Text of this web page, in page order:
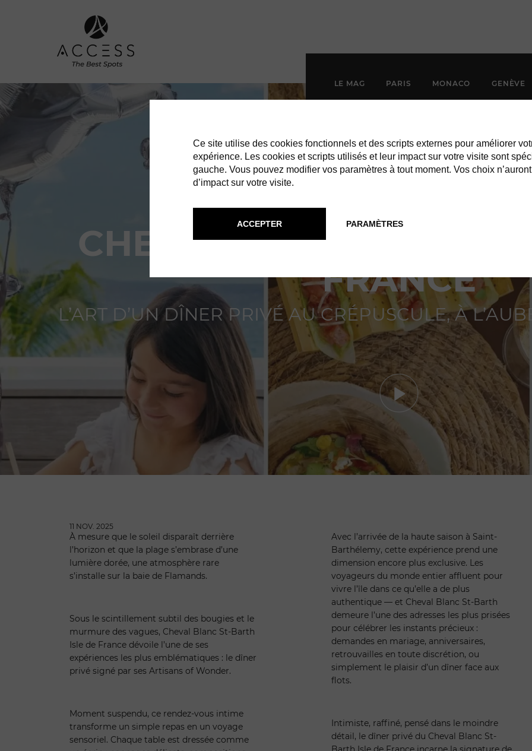
LE MAG PARIS MONACO GENÈVE
CHEVAL BLANC ST-
FRANCE
L’ART D’UN DÎNER PRIVÉ AU CRÉPUSCULE, À
11 NOV. 2025
À mesure que le soleil disparaît derrière
l’horizon et que la plage s’embrase d’une
lumière dorée, une atmosphère rare
s’installe sur la baie de Flamands.
Sous le scintillement subtil des bougies et le
murmure des vagues, Cheval Blanc St-Barth
Isle de France dévoile l’une de ses
expériences les plus emblématiques : le dîner
privé signé par ses Artisans of Wonder.
Moment suspendu, ce rendez-vous intime
transforme un simple repas en un voyage
sensoriel. Chaque table est dressée comme
Avec l’arrivée de la haute saison à Saint-
Barthélemy, cette expérience prend une
dimension encore plus exclusive. Les
voyageurs du monde entier affluent pour
vivre l’île dans ce qu’elle a de plus
authentique — et Cheval Blanc St-Barth
demeure l’une des adresses les plus prisées
pour célébrer les instants précieux :
demandes en mariage, anniversaires,
retrouvailles en toute discrétion, ou
simplement le plaisir d’un dîner face aux
flots.
Intimiste, raffiné, pensé dans le moindre
détail, le dîner privé du Cheval Blanc St-
Ce site utilise des cookies fonctionnels et des scripts externes pour améliorer
expérience. Les cookies et scripts utilisés et leur impact sur votre visite sont
gauche. Vous pouvez modifier vos paramètres à tout moment. Vos choix
d’impact sur votre visite.
PARAMÈTRES
ACCEPTER